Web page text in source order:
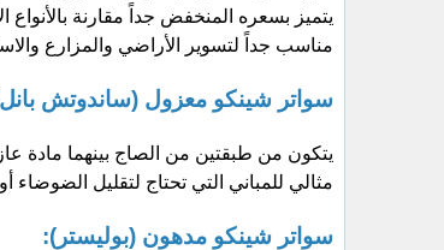
​يتميز بسعره المنخفض جداً مقارنة بالأنواع
​مناسب جداً لتسوير الأراضي والمزارع
سواتر شينكو معزول (ساندوتش
​يتكون من طبقتين من الصاج بينهما مادة
​مثالي للمباني التي تحتاج لتقليل الضوضاء
سواتر شينكو مدهون (بوليستر):